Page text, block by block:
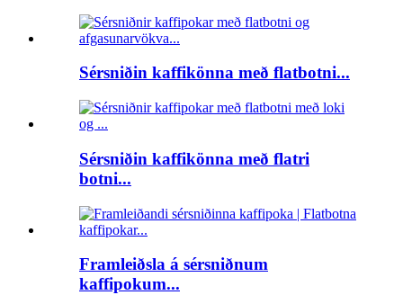
Sérsniðin kaffikönna með flatbotni...
Sérsniðin kaffikönna með flatri
botni...
Framleiðsla á sérsniðnum
kaffipokum...